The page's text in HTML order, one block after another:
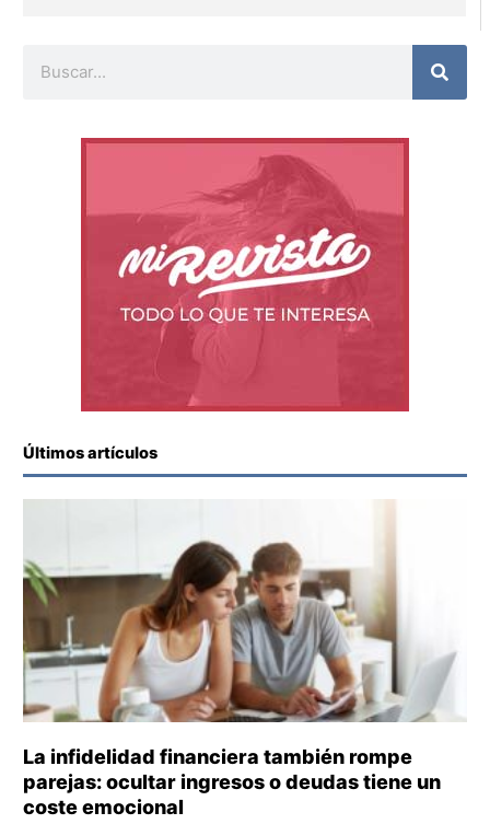
Últimos artículos
La infidelidad financiera también rompe
parejas: ocultar ingresos o deudas tiene un
coste emocional